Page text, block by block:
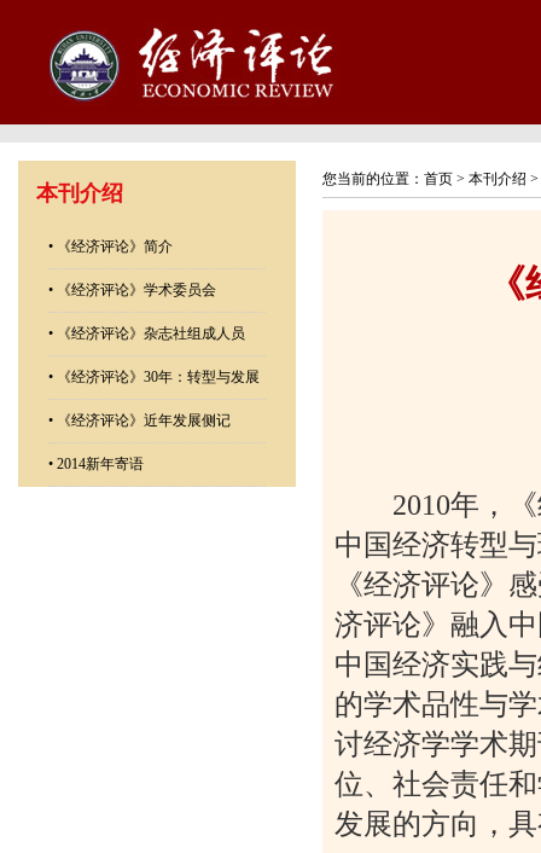
本刊介绍
• 《经济评论》简介
• 《经济评论》学术委员会
• 《经济评论》杂志社组成人员
• 《经济评论》30年：转型与发展
• 《经济评论》近年发展侧记
• 2014新年寄语
您当前的位置： 首页 > 本刊介绍 >
2010年，《
中国经济转型
《经济评论》
济评论》融入
中国经济实践
的学术品性与
讨经济学学术
位、社会责任
发展的方向，